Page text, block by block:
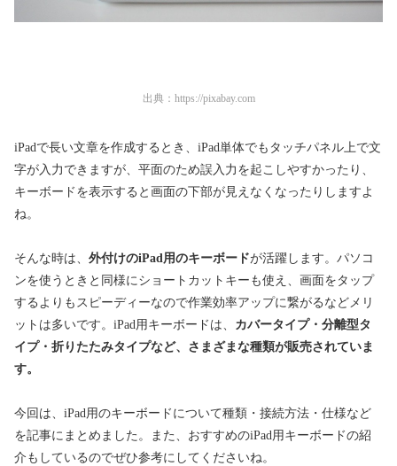
出典： https://pixabay.com
iPadで長い文章を作成するとき、iPad単体でもタッチパネル上で文
字が入力できますが、平面のため誤入力を起こしやすかったり、
キーボードを表示すると画面の下部が見えなくなったりしますよ
ね。
そんな時は、 外付けのiPad用のキーボードが活躍します。パソコ
ンを使うときと同様にショートカットキーも使え、画面をタップ
するよりもスピーディーなので作業効率アップに繋がるなどメリ
ットは多いです。iPad用キーボードは、 カバータイプ・分離型タ
イプ・折りたたみタイプなど、さまざまな種類が販売されていま
す。
今回は、iPad用のキーボードについて種類・接続方法・仕様など
を記事にまとめました。また、おすすめのiPad用キーボードの紹
介もしているのでぜひ参考にしてくださいね。